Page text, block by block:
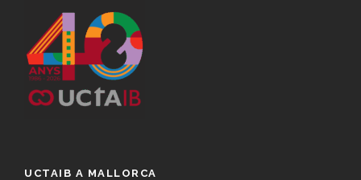
UCTAIB A MALLORCA